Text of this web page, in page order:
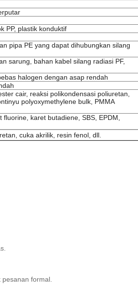
PP, plastik konduktif
pipa PE yang dapat dihubungkan silang
sarung, bahan kabel silang radiasi PF,
halogen dengan asap rendah
cair, reaksi polikondensasi poliuretan,
polyoxymethylene bulk, PMMA
karet butadiene, SBS, EPDM,
cuka akrilik, resin fenol, dll.